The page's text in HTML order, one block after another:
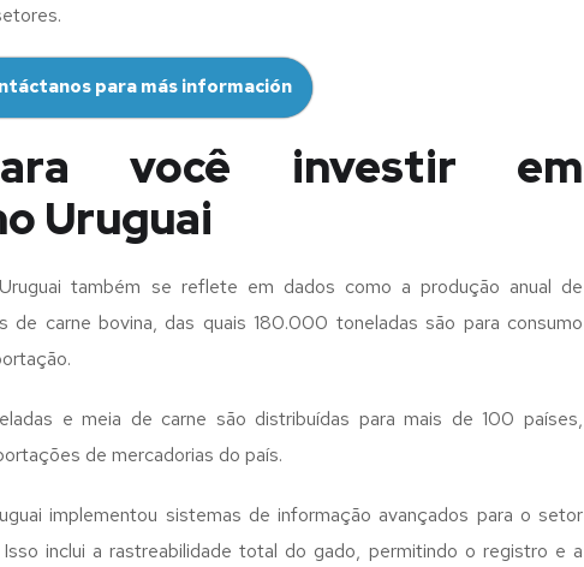
para más información
você investir em
Uruguai
também se reflete em dados como a produção anual de
de carne bovina, das quais 180.000 toneladas são para consumo
e meia de carne são distribuídas para mais de 100 países,
de mercadorias do país.
implementou sistemas de informação avançados para o setor
inclui a rastreabilidade total do gado, permitindo o registro e a